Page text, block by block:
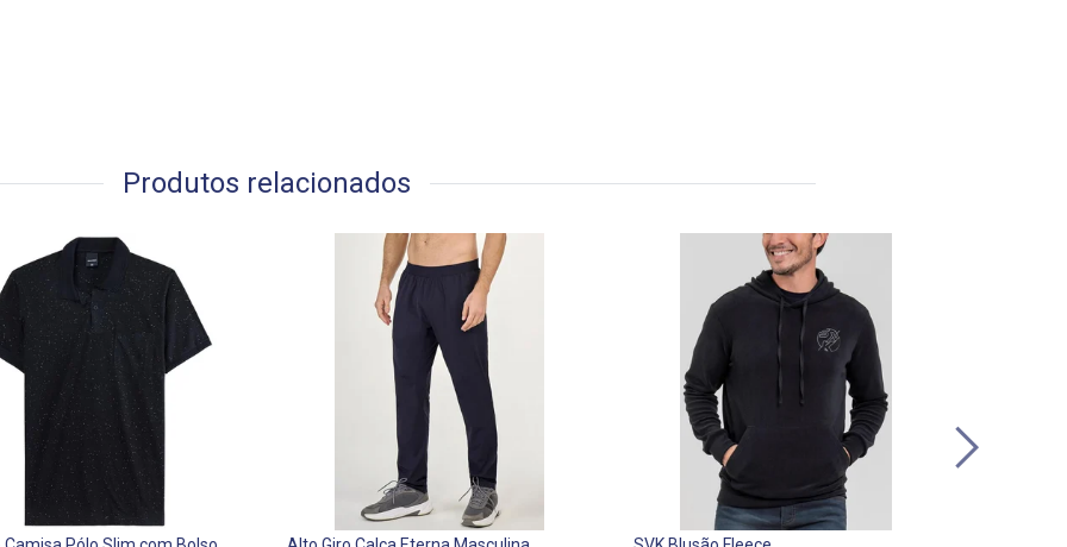
Produtos relacionados